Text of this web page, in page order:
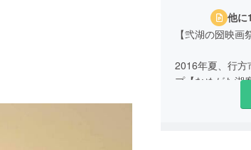
他に
【弐湖の圀映画
2016年夏、行方
プ【なめがた湖
第1回は、映画